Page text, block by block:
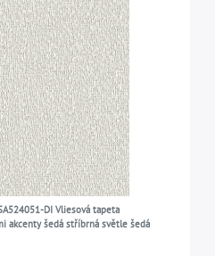
DI Vliesová tapeta
akcenty šedá stříbrná světle šedá